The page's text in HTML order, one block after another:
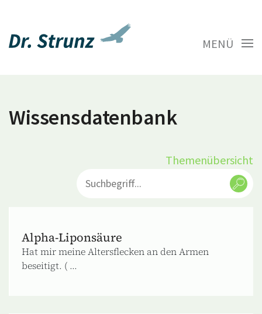
MENÜ
Wissensdatenbank
Themenübersicht
Alpha-Liponsäure
Hat mir meine Altersflecken an den Armen
beseitigt. ( ...